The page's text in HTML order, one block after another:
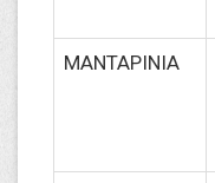
ΜΑΝΤΑΡΙΝΙΑ